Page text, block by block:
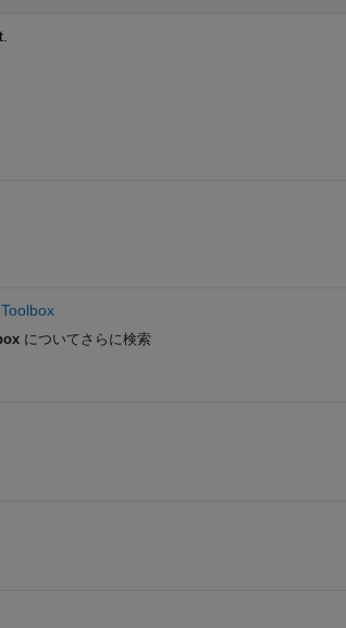
についてさらに検索